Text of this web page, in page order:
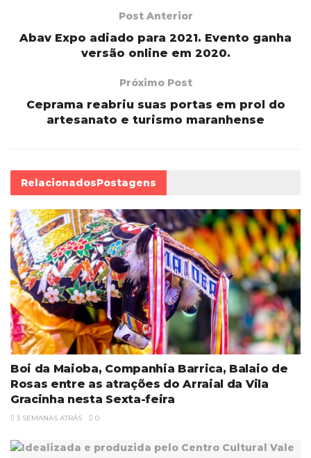
Post Anterior
Abav Expo adiado para 2021. Evento ganha
versão online em 2020.
Próximo Post
Ceprama reabriu suas portas em prol do
artesanato e turismo maranhense
RelacionadosPostagens
Boi da Maioba, Companhia Barrica, Balaio de
Rosas entre as atrações do Arraial da Vila
Gracinha nesta Sexta-feira
3 SEMANAS ATRÁS 0